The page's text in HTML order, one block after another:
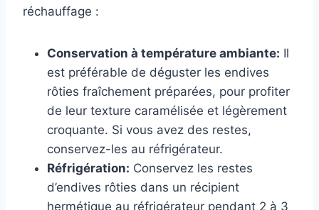
réchauffage :
Conservation à température ambiante: Il
est préférable de déguster les endives
rôties fraîchement préparées, pour profiter
de leur texture caramélisée et légèrement
croquante. Si vous avez des restes,
conservez-les au réfrigérateur.
Réfrigération: Conservez les restes
d’endives rôties dans un récipient
hermétique au réfrigérateur pendant 2 à 3